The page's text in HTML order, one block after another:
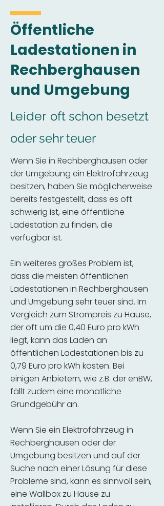
Öffentliche
Ladestationen in
Rechberghausen
und Umgebung
Leider oft schon besetzt
oder sehr teuer
Wenn Sie in Rechberghausen oder
der Umgebung ein Elektrofahrzeug
besitzen, haben Sie möglicherweise
bereits festgestellt, dass es oft
schwierig ist, eine öffentliche
Ladestation zu finden, die
verfügbar ist.
Ein weiteres großes Problem ist,
dass die meisten öffentlichen
Ladestationen in Rechberghausen
und Umgebung sehr teuer sind. Im
Vergleich zum Strompreis zu Hause,
der oft um die 0,40 Euro pro kWh
liegt, kann das Laden an
öffentlichen Ladestationen bis zu
0,79 Euro pro kWh kosten. Bei
einigen Anbietern, wie z.B. der enBW,
fällt zudem eine monatliche
Grundgebühr an.
Wenn Sie ein Elektrofahrzeug in
Rechberghausen oder der
Umgebung besitzen und auf der
Suche nach einer Lösung für diese
Probleme sind, kann es sinnvoll sein,
eine Wallbox zu Hause zu